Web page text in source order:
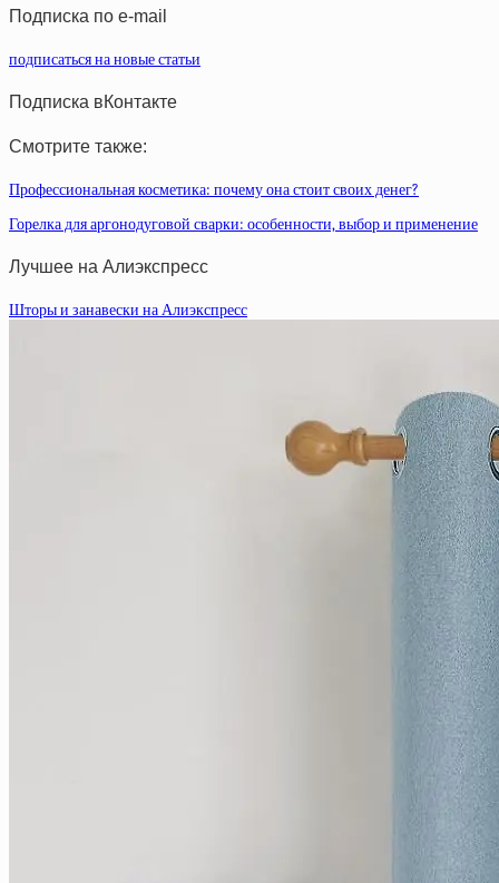
Подписка по e-mail
подписаться на новые статьи
Подписка вКонтакте
Смотрите также:
Профессиональная косметика: почему она стоит своих денег?
Горелка для аргонодуговой сварки: особенности, выбор и применение
Лучшее на Алиэкспресс
Шторы и занавески на Алиэкспресс